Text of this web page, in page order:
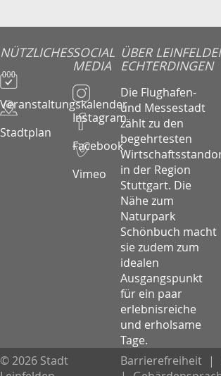
NÜTZLICHES
Veranstaltungskalender
Stadtplan
SOCIAL
MEDIA
Instagram
Facebook
Vimeo
ÜBER
ECHTERDINGEN
Die Flughafen-
und Messestadt
zählt zu den
begehrtesten
in der Region
Stuttgart. Die
Nähe zum
Naturpark
Schönbuch macht
sie zudem zum
idealen
Ausgangspunkt
für ein paar
erlebnisreiche
und erholsame
Tage.
© 2026 Stadt
Barrierefreiheit |